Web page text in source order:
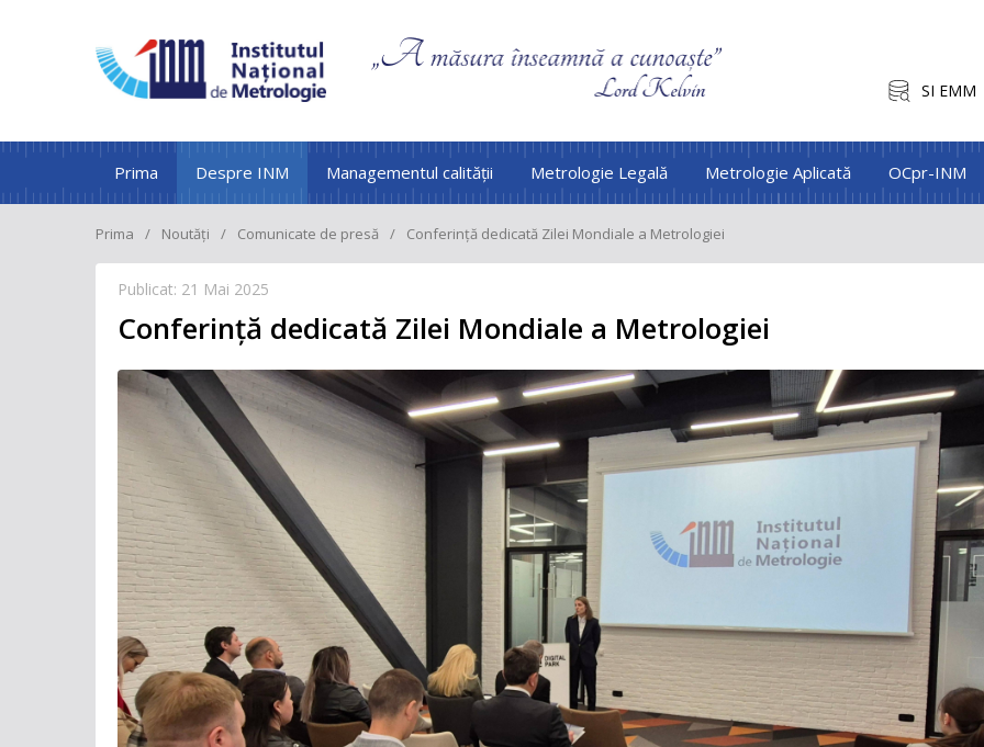
SI EMM
Prima Despre INM Managementul calității Metrologie Legală Metrologie Aplicată OCpr-INM
Prima Noutăți Comunicate de presă Conferință dedicată Zilei Mondiale a Metrologiei
Publicat: 21 Mai 2025
Conferință dedicată Zilei Mondiale a Metrologiei